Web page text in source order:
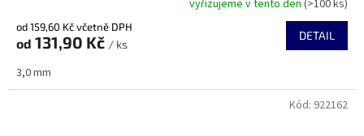
produktu
je
z
5
vyřizujeme v tento den(>100 ks)
od 159,60 Kč včetně DPH
od 131,90 Kč / ks
DETAIL
3,0 mm
Kód: 922162